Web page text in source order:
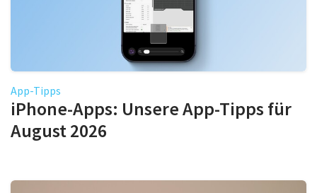
App-Tipps
iPhone-Apps: Unsere App-Tipps für
August 2026